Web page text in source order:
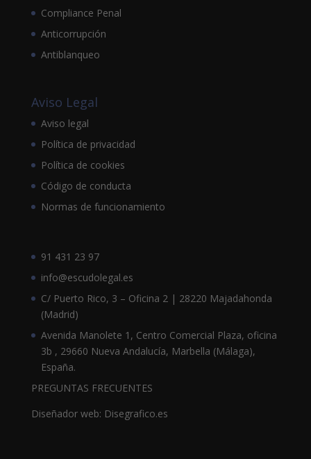
Compliance Penal
Anticorrupción
Antiblanqueo
Aviso Legal
Aviso legal
Política de privacidad
Política de cookies
Código de conducta
Normas de funcionamiento
91 431 23 97
info@escudolegal.es
C/ Puerto Rico, 3 – Oficina 2 | 28220 Majadahonda
(Madrid)
Avenida Manolete 1, Centro Comercial Plaza, oficina
3b , 29660 Nueva Andalucía, Marbella (Málaga),
España.
PREGUNTAS FRECUENTES
Diseñador web: Disegrafico.es